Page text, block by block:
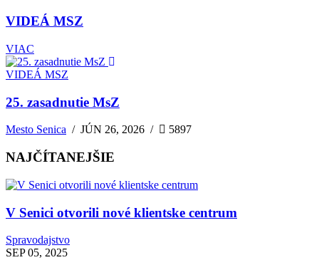
VIDEÁ MSZ
VIAC
VIDEÁ MSZ
25. zasadnutie MsZ
Mesto Senica /JÚN 26, 2026 / 5897
NAJČÍTANEJŠIE
V Senici otvorili nové klientske centrum
Spravodajstvo
SEP 05, 2025